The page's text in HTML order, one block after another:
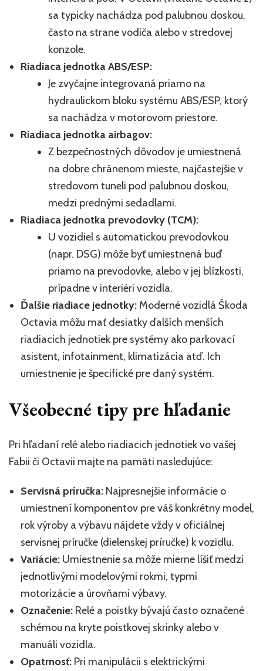
sa typicky nachádza pod palubnou doskou,
často na strane vodiča alebo v stredovej
konzole.
Riadiaca jednotka ABS/ESP:
Je zvyčajne integrovaná priamo na
hydraulickom bloku systému ABS/ESP, ktorý
sa nachádza v motorovom priestore.
Riadiaca jednotka airbagov:
Z bezpečnostných dôvodov je umiestnená
na dobre chránenom mieste, najčastejšie v
stredovom tuneli pod palubnou doskou,
medzi prednými sedadlami.
Riadiaca jednotka prevodovky (TCM):
U vozidiel s automatickou prevodovkou
(napr. DSG) môže byť umiestnená buď
priamo na prevodovke, alebo v jej blízkosti,
prípadne v interiéri vozidla.
Ďalšie riadiace jednotky: Moderné vozidlá Škoda
Octavia môžu mať desiatky ďalších menších
riadiacich jednotiek pre systémy ako parkovací
asistent, infotainment, klimatizácia atď. Ich
umiestnenie je špecifické pre daný systém.
Všeobecné tipy pre hľadanie
Pri hľadaní relé alebo riadiacich jednotiek vo vašej
Fabii či Octavii majte na pamäti nasledujúce:
Servisná príručka: Najpresnejšie informácie o
umiestnení komponentov pre váš konkrétny model,
rok výroby a výbavu nájdete vždy v oficiálnej
servisnej príručke (dielenskej príručke) k vozidlu.
Variácie: Umiestnenie sa môže mierne líšiť medzi
jednotlivými modelovými rokmi, typmi
motorizácie a úrovňami výbavy.
Označenie: Relé a poistky bývajú často označené
schémou na kryte poistkovej skrinky alebo v
manuáli vozidla.
Opatrnosť: Pri manipulácii s elektrickými